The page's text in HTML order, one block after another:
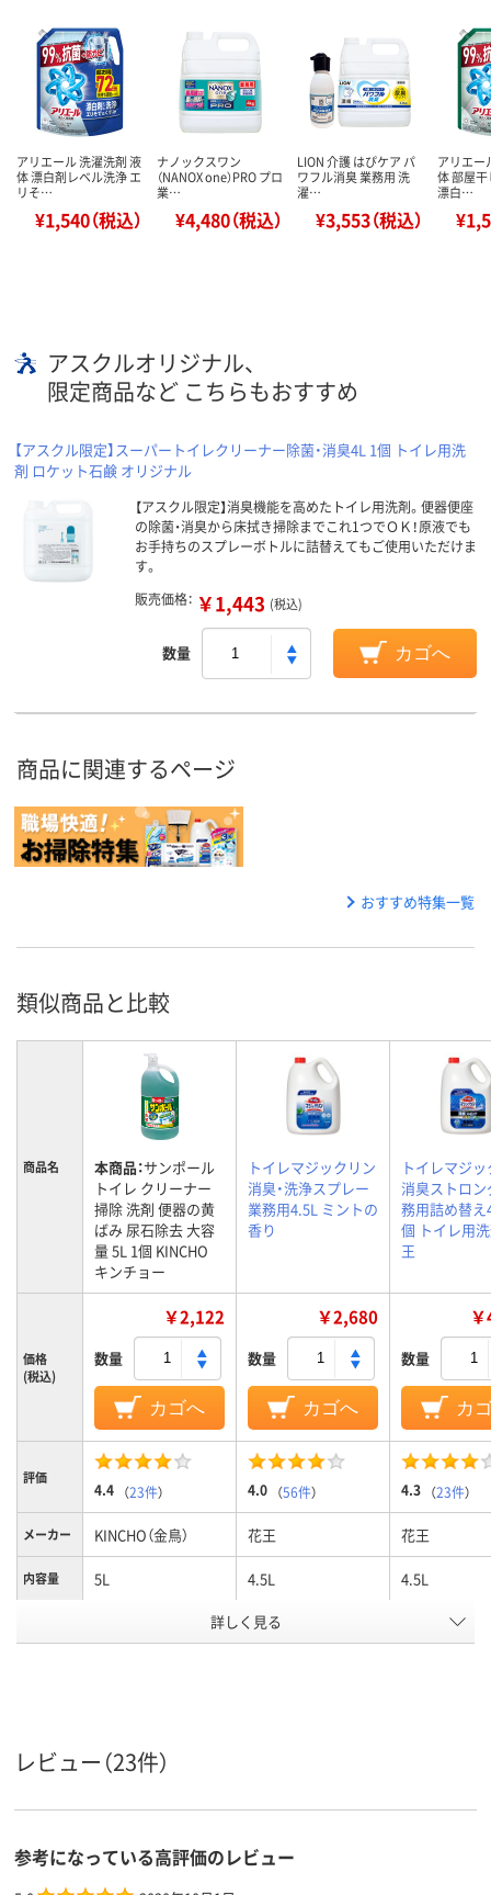
アリエール 洗濯洗剤 液
体 漂白剤レベル洗浄 エ
リそ…
¥1,540（税込）
ナノックスワン
（NANOX one）PRO プロ
業…
¥4,480（税込）
LION 介護 はぴケア パ
ワフル消臭 業務用 洗
濯…
¥3,553（税込）
アリエー
体 部屋
漂白…
アスクルオリジナル、
限定商品など こちらもおすすめ
【アスクル限定】スーパートイレクリーナー除菌・消臭4L 1個 トイレ用洗
剤 ロケット石鹸 オリジナル
【アスクル限定】消臭機能を高めたトイレ用洗剤。便器便座
の除菌・消臭から床拭き掃除までこれ1つでＯＫ！原液でも
お手持ちのスプレーボトルに詰替えてもご使用いただけま
す。
販売価格： ￥1,443 (税込)
数量 カゴへ
商品に関連するページ
おすすめ特集一覧
類似商品と比較
商品名 本商品：サンポール
トイレ クリーナー
掃除 洗剤 便器の黄
ばみ 尿石除去 大容
量 5L 1個 KINCHO
キンチョー
トイレマジックリン
消臭・洗浄スプレー
業務用4.5L ミントの
香り
トイレマジ
消臭ストロン
務用詰め替え
個 トイレ用
王
価格
(税込)
￥2,122
数量
カゴへ
￥2,680
数量
カゴへ
数量
カ
評価
4.4 （23件） 4.0 （56件） 4.3 （23件）
メーカー KINCHO（金鳥） 花王 花王
内容量 5L 4.5L 4.5L
トイレ
液性 酸性
アスクル
スコア
詳しく見る
レビュー（23件）
参考になっている高評価のレビュー